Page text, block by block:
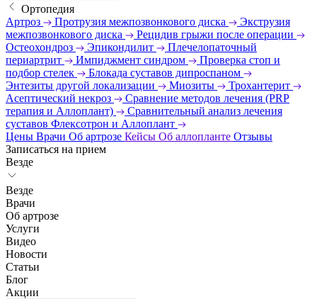
Ортопедия
Артроз
Протрузия межпозвонкового диска
Экструзия
межпозвонкового диска
Рецидив грыжи после операции
Остеохондроз
Эпикондилит
Плечелопаточный
периартрит
Импиджмент синдром
Проверка стоп и
подбор стелек
Блокада суставов дипроспаном
Энтезиты другой локализации
Миозиты
Трохантерит
Асептический некроз
Сравнение методов лечения (PRP
терапия и Аллоплант)
Сравнительный анализ лечения
суставов Флексотрон и Аллоплант
Цены Врачи Об артрозе Кейсы Об аллопланте Отзывы
Записаться на прием
Везде
Везде
Врачи
Об артрозе
Услуги
Видео
Новости
Статьи
Блог
Акции